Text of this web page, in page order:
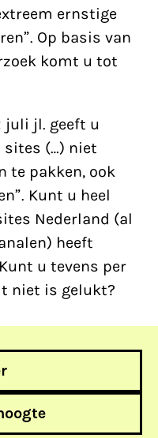
ernstige
Op basis van
komt u tot
juli jl. geeft u
sites (…) niet
te pakken, ook
Kunt u heel
Nederland (al
heeft
u tevens per
niet is gelukt?